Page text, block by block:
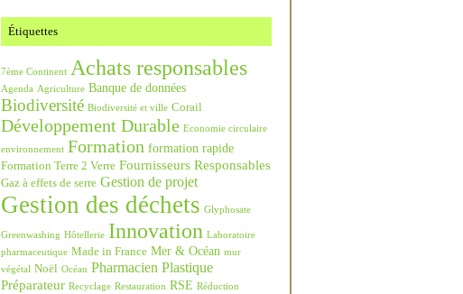
Étiquettes
7ème Continent Achats responsables
Agenda Agriculture Banque de données
Biodiversité Biodiversité et ville Corail
Développement Durable Economie circulaire
environnement Formation formation rapide
Formation Terre 2 Verre Fournisseurs Responsables
Gaz à effets de serre Gestion de projet
Gestion des déchets Glyphosate
Greenwashing Hôtellerie Innovation Laboratoire
pharmaceutique Made in France Mer & Océan mur
végétal Noël Océan Pharmacien Plastique
Préparateur Recyclage Restauration RSE Réduction